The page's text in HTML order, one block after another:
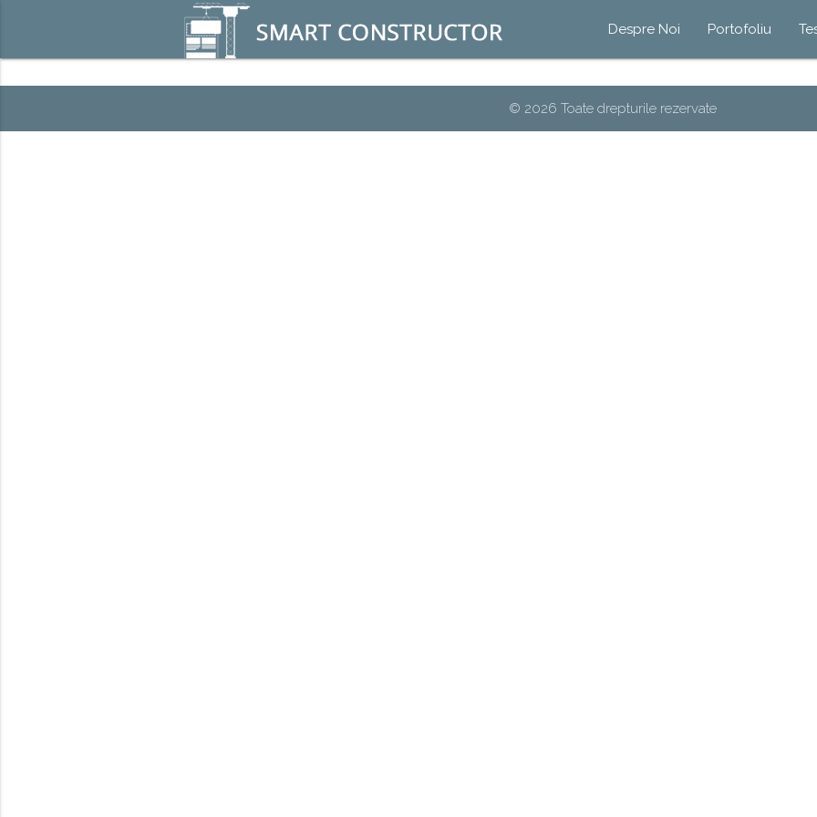
Despre Noi Portofoliu
© 2026 Toate drepturile rezervate